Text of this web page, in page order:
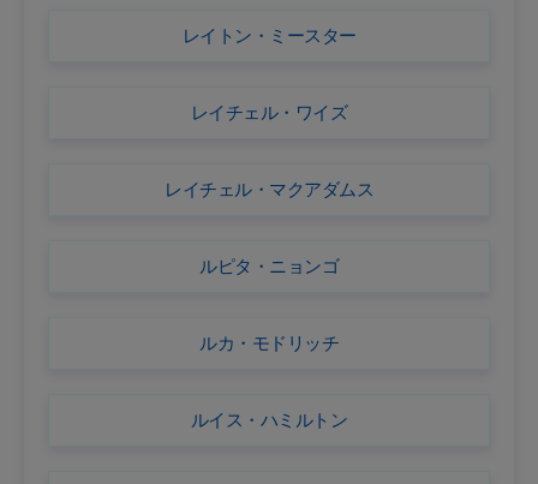
レイトン・ミースター
レイチェル・ワイズ
レイチェル・マクアダムス
ルピタ・ニョンゴ
ルカ・モドリッチ
ルイス・ハミルトン